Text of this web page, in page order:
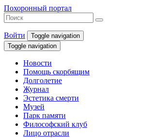
Похоронный портал
Войти
Toggle navigation
Toggle navigation
Новости
Помощь скорбящим
Долголетие
Журнал
Эстетика смерти
Музей
Парк памяти
Философский клуб
Лицо отрасли